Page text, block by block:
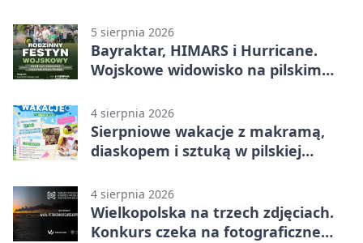
5 sierpnia 2026
Bayraktar, HIMARS i Hurricane.
Wojskowe widowisko na pilskim
4 sierpnia 2026
Sierpniowe wakacje z makramą,
diaskopem i sztuką w pilskiej
4 sierpnia 2026
Wielkopolska na trzech zdjęciach.
Konkurs czeka na fotograficzne